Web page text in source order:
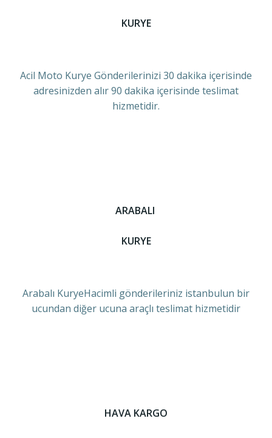
KURYE
Acil Moto Kurye Gönderilerinizi 30 dakika içerisinde
adresinizden alır 90 dakika içerisinde teslimat
hizmetidir.
ARABALI
KURYE
Arabalı KuryeHacimli gönderileriniz istanbulun bir
ucundan diğer ucuna araçlı teslimat hizmetidir
HAVA KARGO